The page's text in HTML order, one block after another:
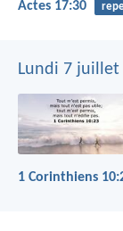
Actes 17:30
Lundi 7 juillet
1 Corinthiens